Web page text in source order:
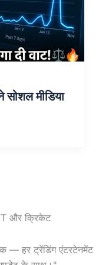
मीडिया
और क्रिकेट
— हर ट्रेंडिंग एंटरटेनमेंट